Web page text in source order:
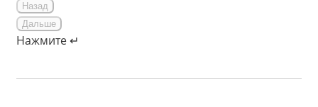
Назад
Дальше
Нажмите ↵